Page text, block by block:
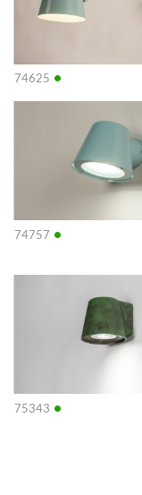
74625 •
74757 •
Info
75343 •
Info